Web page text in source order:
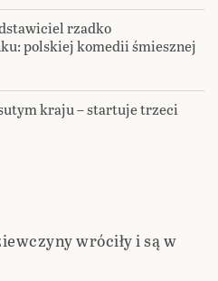
rzadko
polskiej komedii śmiesznej
kraju – startuje trzeci
wróciły i są w